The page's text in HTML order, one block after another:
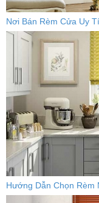
Nơi Bán Rèm Cửa Uy
Hướng Dẫn Chọn Rèm